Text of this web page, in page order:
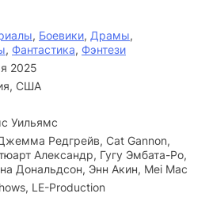
, Боевики, Драмы,
, Фантастика, Фэнтези
2025
США
Уильямс
Редгрейв, Cat Gannon,
Александр, Гугу Эмбата-Ро,
Дональдсон, Энн Акин, Mei Mac
LE-Production